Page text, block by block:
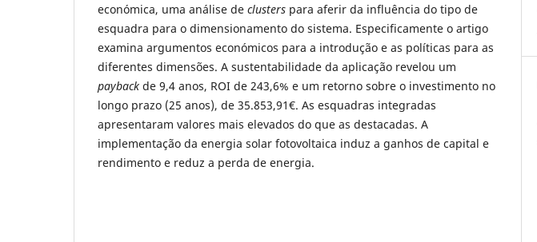
económica, uma análise de clusters para aferir da influência do tipo de
esquadra para o dimensionamento do sistema. Especificamente o artigo
examina argumentos económicos para a introdução e as políticas para as
diferentes dimensões. A sustentabilidade da aplicação revelou um
payback de 9,4 anos, ROI de 243,6% e um retorno sobre o investimento no
longo prazo (25 anos), de 35.853,91€. As esquadras integradas
apresentaram valores mais elevados do que as destacadas. A
implementação da energia solar fotovoltaica induz a ganhos de capital e
rendimento e reduz a perda de energia.